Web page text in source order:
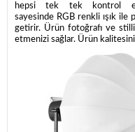
hepsi tek tek kontrol
sayesinde RGB renkli ışık
getirir. Ürün fotoğrafı ve
etmenizi sağlar. Ürün